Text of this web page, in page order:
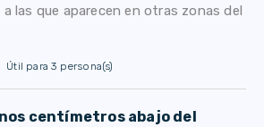
las que aparecen en otras zonas del
Útil para 3 persona(s)
centímetros abajo del